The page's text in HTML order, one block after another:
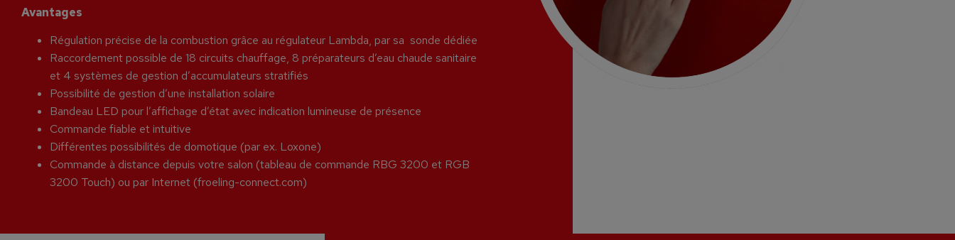
Avantages
Régulation précise de la combustion grâce au régulateur Lambda, par sa sonde dédiée
Raccordement possible de 18 circuits chauffage, 8 préparateurs d’eau chaude sanitaire
et 4 systèmes de gestion d’accumulateurs stratifiés
Possibilité de gestion d’une installation solaire
Bandeau LED pour l’affichage d’état avec indication lumineuse de présence
Commande fiable et intuitive
Différentes possibilités de domotique (par ex. Loxone)
Commande à distance depuis votre salon (tableau de commande RBG 3200 et RGB
3200 Touch) ou par Internet (froeling-connect.com)